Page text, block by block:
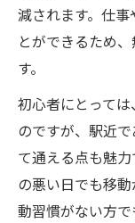
減されます。仕
とができるため
す。
初心者にとって
のですが、駅近
て通える点も魅
の悪い日でも移
動習慣がない方で